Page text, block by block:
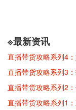
※最新资讯
直播带货攻略系列4
直播带货攻略系列3
直播带货攻略系列2
直播带货攻略系列1